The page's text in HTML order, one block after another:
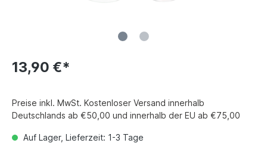
13,90 €*
Preise inkl. MwSt. Kostenloser Versand innerhalb
Deutschlands ab €50,00 und innerhalb der EU ab €75,00
Auf Lager, Lieferzeit: 1-3 Tage